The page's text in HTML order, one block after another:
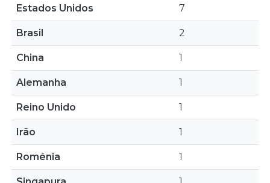
Estados Unidos 7
Brasil 2
China 1
Alemanha 1
Reino Unido 1
Irão 1
Roménia 1